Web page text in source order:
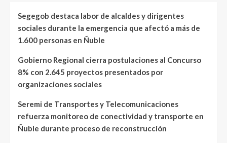
Segegob destaca labor de alcaldes y dirigentes
sociales durante la emergencia que afectó a más de
1.600 personas en Ñuble
Gobierno Regional cierra postulaciones al Concurso
8% con 2.645 proyectos presentados por
organizaciones sociales
Seremi de Transportes y Telecomunicaciones
refuerza monitoreo de conectividad y transporte en
Ñuble durante proceso de reconstrucción